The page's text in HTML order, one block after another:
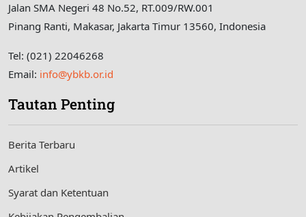
Jalan SMA Negeri 48 No.52, RT.009/RW.001
Pinang Ranti, Makasar, Jakarta Timur 13560, Indonesia
Tel: (021) 22046268
Email: info@ybkb.or.id
Tautan Penting
Berita Terbaru
Artikel
Syarat dan Ketentuan